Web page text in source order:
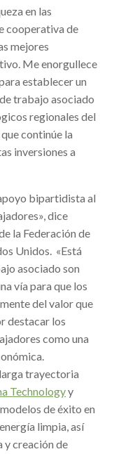
en las
cooperativa de
mejores
Me enorgullece
establecer un
trabajo asociado
regionales del
continúe la
inversiones a
bipartidista al
dice
la Federación de
Unidos. «Está
asociado son
vía para que los
del valor que
destacar los
como una
trayectoria
Technologyy
de éxito en
limpia, así
y creación de